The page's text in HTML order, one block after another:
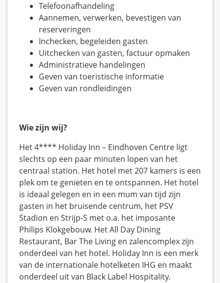
Telefoonafhandeling
Aannemen, verwerken, bevestigen van
reserveringen
Inchecken, begeleiden gasten
Uitchecken van gasten, factuur opmaken
Administratieve handelingen
Geven van toeristische informatie
Geven van rondleidingen
Wie zijn wij?
Het 4**** Holiday Inn – Eindhoven Centre ligt
slechts op een paar minuten lopen van het
centraal station. Het hotel met 207 kamers is een
plek om te genieten en te ontspannen. Het hotel
is ideaal gelegen en in een mum van tijd zijn
gasten in het bruisende centrum, het PSV
Stadion en Strijp-S met o.a. het imposante
Philips Klokgebouw. Het All Day Dining
Restaurant, Bar The Living en zalencomplex zijn
onderdeel van het hotel. Holiday Inn is een merk
van de internationale hotelketen IHG en maakt
onderdeel uit van Black Label Hospitality.